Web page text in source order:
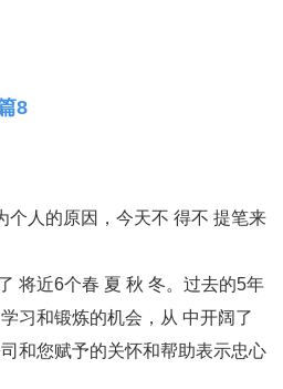
8
个人的原因，今天不 得不 提笔来
将近6个春 夏 秋 冬。过去的5年
习和锻炼的机会，从 中开阔了
和您赋予的关怀和帮助表示忠心